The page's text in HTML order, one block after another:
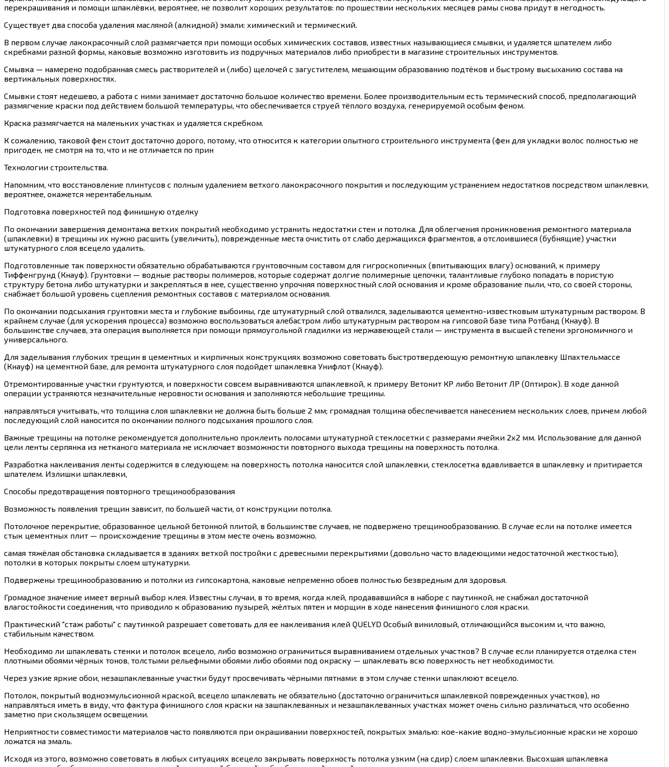
перекрашивания и помощи шпаклёвки, вероятнее, не позволит хороших результатов: по прошествии нескольких месяцев рамы снова придут в негодность.
Существует два способа удаления масляной (алкидной) эмали: химический и термический.
В первом случае лакокрасочный слой размягчается при помощи особых химических составов, известных называющиеся смывки, и удаляется шпателем либо
скребками разной формы, каковые возможно изготовить из подручных материалов либо приобрести в магазине строительных инструментов.
Смывка — намерено подобранная смесь растворителей и (либо) щелочей с загустителем, мешающим образованию подтёков и быстрому высыханию состава на
вертикальных поверхностях.
Смывки стоят недешево, а работа с ними занимает достаточно большое количество времени. Более производительным есть термический способ, предполагающий
размягчение краски под действием большой температуры, что обеспечивается струей тёплого воздуха, генерируемой особым феном.
Краска размягчается на маленьких участках и удаляется скребком.
К сожалению, таковой фен стоит достаточно дорого, потому, что относится к категории опытного строительного инструмента (фен для укладки волос полностью не
пригоден, не смотря на то, что и не отличается по прин
Технологии строительства.
Напомним, что восстановление плинтусов с полным удалением ветхого лакокрасочного покрытия и последующим устранением недостатков посредством шпаклевки,
вероятнее, окажется нерентабельным.
Подготовка поверхностей под финишную отделку
По окончании завершения демонтажа ветхих покрытий необходимо устранить недостатки стен и потолка. Для облегчения проникновения ремонтного материала
(шпаклевки) в трещины их нужно расшить (увеличить), поврежденные места очистить от слабо держащихся фрагментов, а отслоившиеся (бубнящие) участки
штукатурного слоя всецело удалить.
Подготовленные так поверхности обязательно обрабатываются грунтовочным составом для гигроскопичных (впитывающих влагу) оснований, к примеру
Тиффенгрунд (Кнауф). Грунтовки — водные растворы полимеров, которые содержат долгие полимерные цепочки, талантливые глубоко попадать в пористую
структуру бетона либо штукатурки и закрепляться в нее, существенно упрочняя поверхностный слой основания и кроме образование пыли, что, со своей стороны,
снабжает большой уровень сцепления ремонтных составов с материалом основания.
По окончании подсыхания грунтовки места и глубокие выбоины, где штукатурный слой отвалился, заделываются цементно-известковым штукатурным раствором. В
крайнем случае (для ускорения процесса) возможно воспользоваться алебастром либо штукатурным раствором на гипсовой базе типа Ротбанд (Кнауф). В
большинстве случаев, эта операция выполняется при помощи прямоугольной гладилки из нержавеющей стали — инструмента в высшей степени эргономичного и
универсального.
Для заделывания глубоких трещин в цементных и кирпичных конструкциях возможно советовать быстротвердеющую ремонтную шпаклевку Шпахтельмассе
(Кнауф) на цементной базе, для ремонта штукатурного слоя подойдет шпаклевка Унифлот (Кнауф).
Отремонтированные участки грунтуются, и поверхности совсем выравниваются шпаклевкой, к примеру Ветонит КР либо Ветонит ЛР (Оптирок). В ходе данной
операции устраняются незначительные неровности основания и заполняются небольшие трещины.
направляться учитывать, что толщина слоя шпаклевки не должна быть больше 2 мм; громадная толщина обеспечивается нанесением нескольких слоев, причем любой
последующий слой наносится по окончании полного подсыхания прошлого слоя.
Важные трещины на потолке рекомендуется дополнительно проклеить полосами штукатурной стеклосетки с размерами ячейки 2х2 мм. Использование для данной
цели ленты серпянка из нетканого материала не исключает возможности повторного выхода трещины на поверхность потолка.
Разработка наклеивания ленты содержится в следующем: на поверхность потолка наносится слой шпаклевки, стеклосетка вдавливается в шпаклевку и притирается
шпателем. Излишки шпаклевки,
Способы предотвращения повторного трещинообразования
Возможность появления трещин зависит, по большей части, от конструкции потолка.
Потолочное перекрытие, образованное цельной бетонной плитой, в большинстве случаев, не подвержено трещинообразованию. В случае если на потолке имеется
стык цементных плит — происхождение трещины в этом месте очень возможно.
самая тяжёлая обстановка складывается в зданиях ветхой постройки с древесными перекрытиями (довольно часто владеющими недостаточной жесткостью),
потолки в которых покрыты слоем штукатурки.
Подвержены трещинообразованию и потолки из гипсокартона, каковые непременно обоев полностью безвредным для здоровья.
Громадное значение имеет верный выбор клея. Известны случаи, в то время, когда клей, продававшийся в наборе с паутинкой, не снабжал достаточной
влагостойкости соединения, что приводило к образованию пузырей, жёлтых пятен и морщин в ходе нанесения финишного слоя краски.
Практический "стаж работы" с паутинкой разрешает советовать для ее наклеивания клей QUELYD Особый виниловый, отличающийся высоким и, что важно,
стабильным качеством.
Необходимо ли шпаклевать стенки и потолок всецело, либо возможно ограничиться выравниванием отдельных участков? В случае если планируется отделка стен
плотными обоями чёрных тонов, толстыми рельефными обоями либо обоями под окраску — шпаклевать всю поверхность нет необходимости.
Через узкие яркие обои, незашпаклеванные участки будут просвечивать чёрными пятнами: в этом случае стенки шпаклюют всецело.
Потолок, покрытый водноэмульсионной краской, всецело шпаклевать не обязательно (достаточно ограничиться шпаклевкой поврежденных участков), но
направляться иметь в виду, что фактура финишного слоя краски на зашпаклеванных и незашпаклеванных участках может очень сильно различаться, что особенно
заметно при скользящем освещении.
Неприятности совместимости материалов часто появляются при окрашивании поверхностей, покрытых эмалью: кое-какие водно-эмульсионные краски не хорошо
ложатся на эмаль.
Исходя из этого, возможно советовать в любых ситуациях всецело закрывать поверхность потолка узким (на сдир) слоем шпаклевки. Высохшая шпаклевка